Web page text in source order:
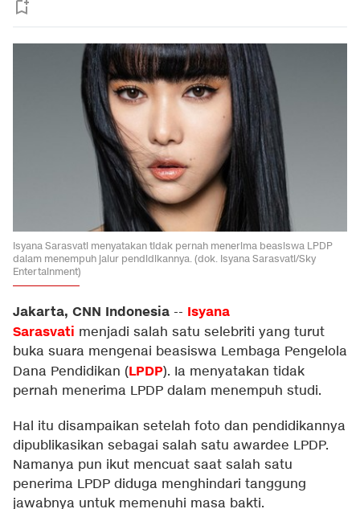
Isyana Sarasvati menyatakan tidak pernah menerima beasiswa LPDP
dalam menempuh jalur pendidikannya. (dok. Isyana Sarasvati/Sky
Entertainment)
Jakarta, CNN Indonesia -- Isyana
Sarasvati menjadi salah satu selebriti yang turut
buka suara mengenai beasiswa Lembaga Pengelola
Dana Pendidikan (LPDP). Ia menyatakan tidak
pernah menerima LPDP dalam menempuh studi.
Hal itu disampaikan setelah foto dan pendidikannya
dipublikasikan sebagai salah satu awardee LPDP.
Namanya pun ikut mencuat saat salah satu
penerima LPDP diduga menghindari tanggung
jawabnya untuk memenuhi masa bakti.